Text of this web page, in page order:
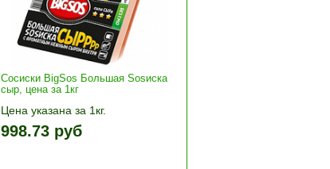
Сосиски BigSos Большая Sosиска
сыр, цена за 1кг
Цена указана за 1кг.
1кг прибавляется кнопками «+»
и «-». Выбрав количество,
998.73 руб